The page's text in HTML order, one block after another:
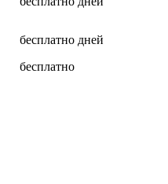
бесплатно дней
бесплатно